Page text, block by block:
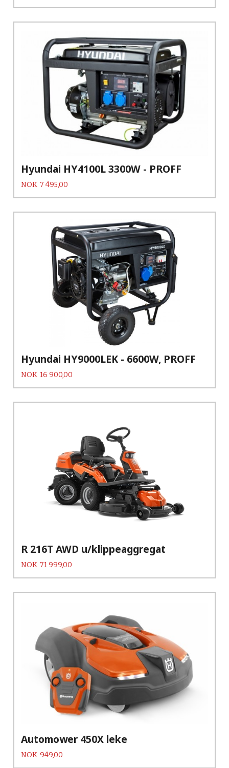
Hyundai HY4100L 3300W - PROFF
Pris
NOK 7 495,00
Hyundai HY9000LEK - 6600W, PROFF
Pris
NOK 16 900,00
R 216T AWD u/klippeaggregat
Pris
NOK 71 999,00
Automower 450X leke
Pris
NOK 949,00